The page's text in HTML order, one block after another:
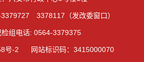
3378117（发改委窗口）
检组电话: 0564-3379375
号-2 网站标识码：3415000070